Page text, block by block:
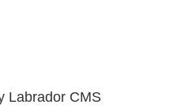
Labrador CMS